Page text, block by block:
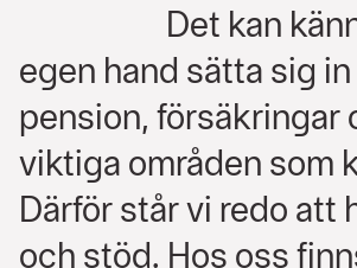
Det kan
egen hand sätta sig
pension, försäkringar
viktiga områden som
Därför står vi redo att
och stöd. Hos oss